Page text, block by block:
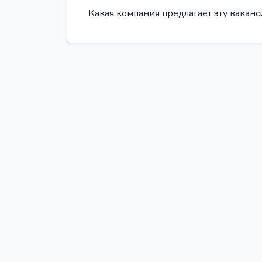
Какая компания предлагает эту